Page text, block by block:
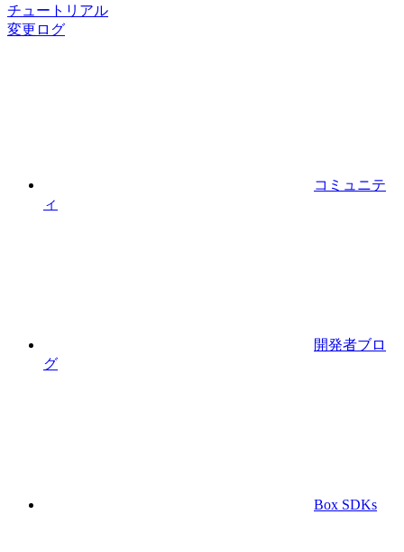
チュートリアル
変更ログ
コミュニテ
ィ
開発者ブロ
グ
Box SDKs